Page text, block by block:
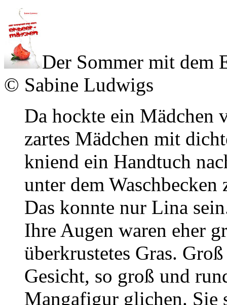
Der Sommer mit dem
© Sabine Ludwigs
Da hockte ein Mädchen
zartes Mädchen mit
kniend ein Handtuch
unter dem
Das konnte nur Lina
Ihre Augen waren eher
überkrustetes Gras.
Gesicht, so groß und
Mangafigur glichen. Sie